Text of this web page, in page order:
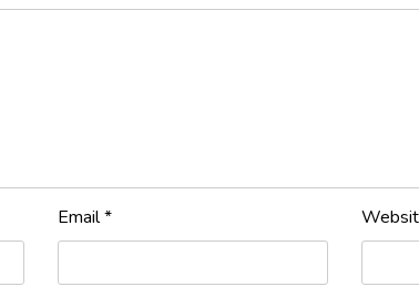
Email*
y certificación con instructores expertos. Ideal